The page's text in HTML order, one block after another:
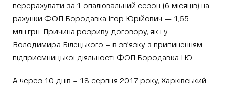
перерахувати за 1 опалювальний сезон (6 місяців) на
рахунки ФОП Бородавка Ігор Юрійович — 1,55
млн.грн. Причина розриву договору, як і у
Володимира Білецького – в зв’язку з припиненням
підприємницької діяльності ФОП Бородавка І.Ю.
А через 10 днів – 18 серпня 2017 року, Харківський